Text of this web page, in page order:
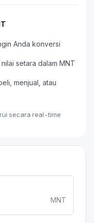
Anda konversi
setara dalam MNT
menjual, atau
secara real-time
MNT